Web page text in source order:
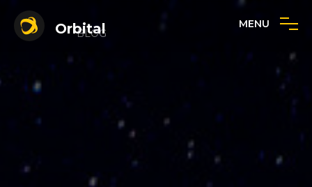
Orbital
BLOG
MENU